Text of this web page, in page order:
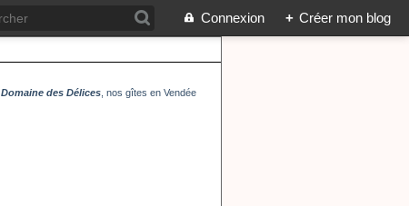
Connexion + Créer mon blog
Domaine des Délices, nos gîtes en Vendée